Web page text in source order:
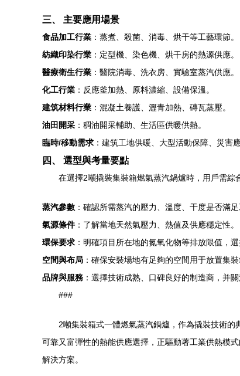
三、 主要應用場景
食品加工行業 ：蒸煮、殺菌、消毒、烘干等工藝環節。
紡織印染行業 ：定型機、染色機、烘干房的熱源供應。
醫療衛生行業 ：醫院消毒、洗衣房、實驗室蒸汽供應。
化工行業 ：反應釜加熱、原料濃縮、設備保溫。
建筑材料行業 ：混凝土養護、瀝青加熱、磚瓦蒸壓。
油田開采 ：稠油開采輔助、生活區供暖供熱。
臨時/移動需求 ：建筑工地供暖、大型活動保障、災害
四、 選型與考量要點
在選擇2噸撬裝集裝箱燃氣蒸汽鍋爐時，用戶需綜
蒸汽參數 ：確認所需蒸汽的壓力、溫度、干度是否滿足
氣源條件：了解當地天然氣壓力、熱值及供應穩定性。
環保要求 ：明確項目所在地的氮氧化物等排放限值，
空間與布局 ：確保安裝場地有足夠的空間用于放置集
品牌與服務 ：選擇技術成熟、口碑良好的制造商，并
###
2噸集裝箱式一體燃氣蒸汽鍋爐，作為撬裝技術
可靠又富彈性的熱能供應選擇，正驅動著工業供熱模
解決方案。